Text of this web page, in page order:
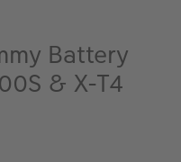
Battery
& X-T4